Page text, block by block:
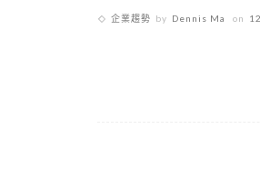
企業趨勢 by Dennis Ma on